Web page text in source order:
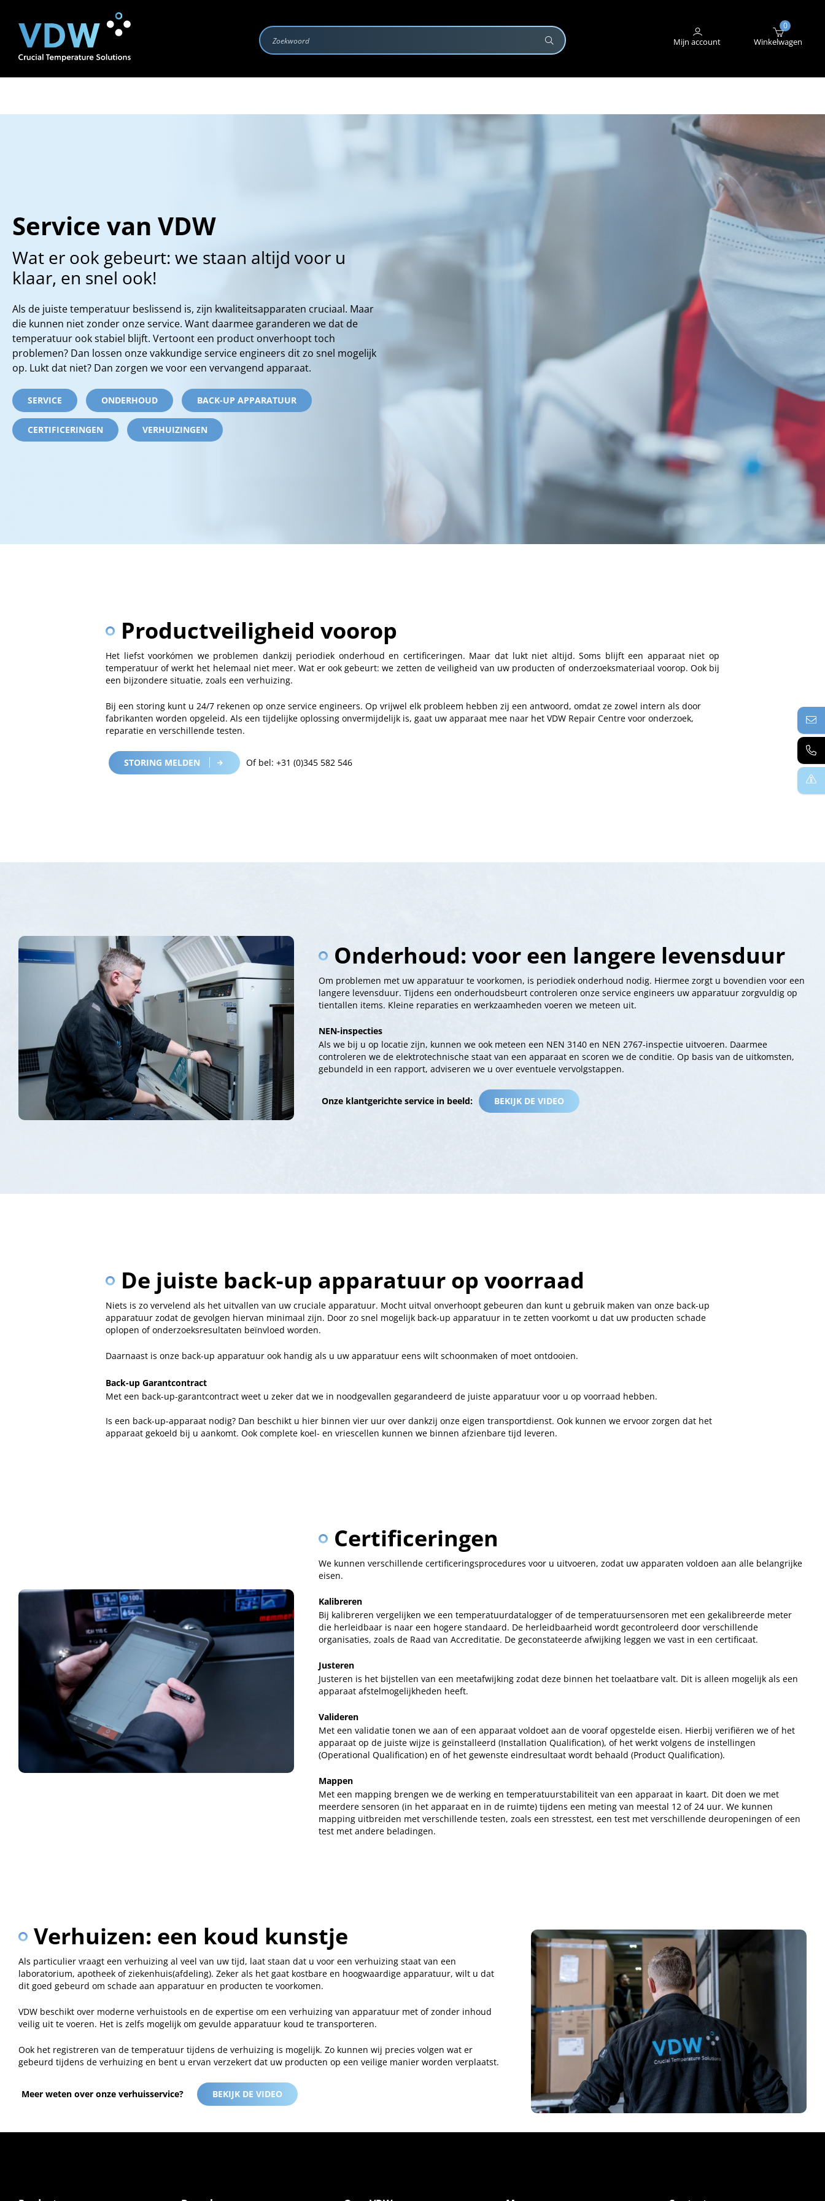
Mijn account
0
Winkelwagen
Branches STORING MELDEN
Service van VDW
Wat er ook gebeurt: we staan altijd voor u
klaar, en snel ook!
Als de juiste temperatuur beslissend is, zijn kwaliteitsapparaten cruciaal. Maar
die kunnen niet zonder onze service. Want daarmee garanderen we dat de
temperatuur ook stabiel blijft. Vertoont een product onverhoopt toch
problemen? Dan lossen onze vakkundige service engineers dit zo snel mogelijk
op. Lukt dat niet? Dan zorgen we voor een vervangend apparaat.
SERVICE ONDERHOUD BACK-UP APPARATUUR
CERTIFICERINGEN VERHUIZINGEN
Productveiligheid voorop
Het liefst voorkómen we problemen dankzij periodiek onderhoud en certificeringen. Maar dat lukt niet altijd. Soms blijft een apparaat niet op
temperatuur of werkt het helemaal niet meer. Wat er ook gebeurt: we zetten de veiligheid van uw producten of onderzoeksmateriaal voorop. Ook bij
een bijzondere situatie, zoals een verhuizing.
Bij een storing kunt u 24/7 rekenen op onze service engineers. Op vrijwel elk probleem hebben zij een antwoord, omdat ze zowel intern als door
fabrikanten worden opgeleid. Als een tijdelijke oplossing onvermijdelijk is, gaat uw apparaat mee naar het VDW Repair Centre voor onderzoek,
reparatie en verschillende testen.
STORING MELDEN Of bel: +31 (0)345 582 546
Onderhoud: voor een langere levensduur
Om problemen met uw apparatuur te voorkomen, is periodiek onderhoud nodig. Hiermee zorgt u bovendien voor een
langere levensduur. Tijdens een onderhoudsbeurt controleren onze service engineers uw apparatuur zorgvuldig op
tientallen items. Kleine reparaties en werkzaamheden voeren we meteen uit.
NEN-inspecties
Als we bij u op locatie zijn, kunnen we ook meteen een NEN 3140 en NEN 2767-inspectie uitvoeren. Daarmee
controleren we de elektrotechnische staat van een apparaat en scoren we de conditie. Op basis van de uitkomsten,
gebundeld in een rapport, adviseren we u over eventuele vervolgstappen.
Onze klantgerichte service in beeld: BEKIJK DE VIDEO
De juiste back-up apparatuur op voorraad
Niets is zo vervelend als het uitvallen van uw cruciale apparatuur. Mocht uitval onverhoopt gebeuren dan kunt u gebruik maken van onze back-up
apparatuur zodat de gevolgen hiervan minimaal zijn. Door zo snel mogelijk back-up apparatuur in te zetten voorkomt u dat uw producten schade
oplopen of onderzoeksresultaten beïnvloed worden.
Daarnaast is onze back-up apparatuur ook handig als u uw apparatuur eens wilt schoonmaken of moet ontdooien.
Back-up Garantcontract
Met een back-up-garantcontract weet u zeker dat we in noodgevallen gegarandeerd de juiste apparatuur voor u op voorraad hebben.
Is een back-up-apparaat nodig? Dan beschikt u hier binnen vier uur over dankzij onze eigen transportdienst. Ook kunnen we ervoor zorgen dat het
apparaat gekoeld bij u aankomt. Ook complete koel- en vriescellen kunnen we binnen afzienbare tijd leveren.
Certificeringen
We kunnen verschillende certificeringsprocedures voor u uitvoeren, zodat uw apparaten voldoen aan alle belangrijke
eisen.
Kalibreren
Bij kalibreren vergelijken we een temperatuurdatalogger of de temperatuursensoren met een gekalibreerde meter
die herleidbaar is naar een hogere standaard. De herleidbaarheid wordt gecontroleerd door verschillende
organisaties, zoals de Raad van Accreditatie. De geconstateerde afwijking leggen we vast in een certificaat.
Justeren
Justeren is het bijstellen van een meetafwijking zodat deze binnen het toelaatbare valt. Dit is alleen mogelijk als een
apparaat afstelmogelijkheden heeft.
Valideren
Met een validatie tonen we aan of een apparaat voldoet aan de vooraf opgestelde eisen. Hierbij verifiëren we of het
apparaat op de juiste wijze is geïnstalleerd (Installation Qualification), of het werkt volgens de instellingen
(Operational Qualification) en of het gewenste eindresultaat wordt behaald (Product Qualification).
Mappen
Met een mapping brengen we de werking en temperatuurstabiliteit van een apparaat in kaart. Dit doen we met
meerdere sensoren (in het apparaat en in de ruimte) tijdens een meting van meestal 12 of 24 uur. We kunnen
mapping uitbreiden met verschillende testen, zoals een stresstest, een test met verschillende deuropeningen of een
test met andere beladingen.
Verhuizen: een koud kunstje
Als particulier vraagt een verhuizing al veel van uw tijd, laat staan dat u voor een verhuizing staat van een
laboratorium, apotheek of ziekenhuis(afdeling). Zeker als het gaat kostbare en hoogwaardige apparatuur, wilt u dat
dit goed gebeurd om schade aan apparatuur en producten te voorkomen.
VDW beschikt over moderne verhuistools en de expertise om een verhuizing van apparatuur met of zonder inhoud
veilig uit te voeren. Het is zelfs mogelijk om gevulde apparatuur koud te transporteren.
Ook het registreren van de temperatuur tijdens de verhuizing is mogelijk. Zo kunnen wij precies volgen wat er
gebeurd tijdens de verhuizing en bent u ervan verzekert dat uw producten op een veilige manier worden verplaatst.
Meer weten over onze verhuisservice? BEKIJK DE VIDEO